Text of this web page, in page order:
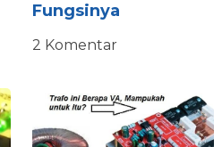
Fungsinya
2 Komentar